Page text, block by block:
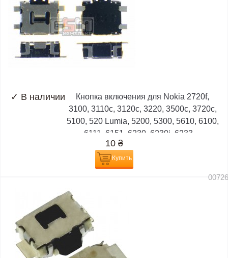
✓ В наличии
Кнопка включения для Nokia 2720f,
3100, 3110c, 3120c, 3220, 3500c, 3720c,
5100, 520 Lumia, 5200, 5300, 5610, 6100,
6111, 6151, 6230, 6230i, 6233,...
10 ₴
Купить